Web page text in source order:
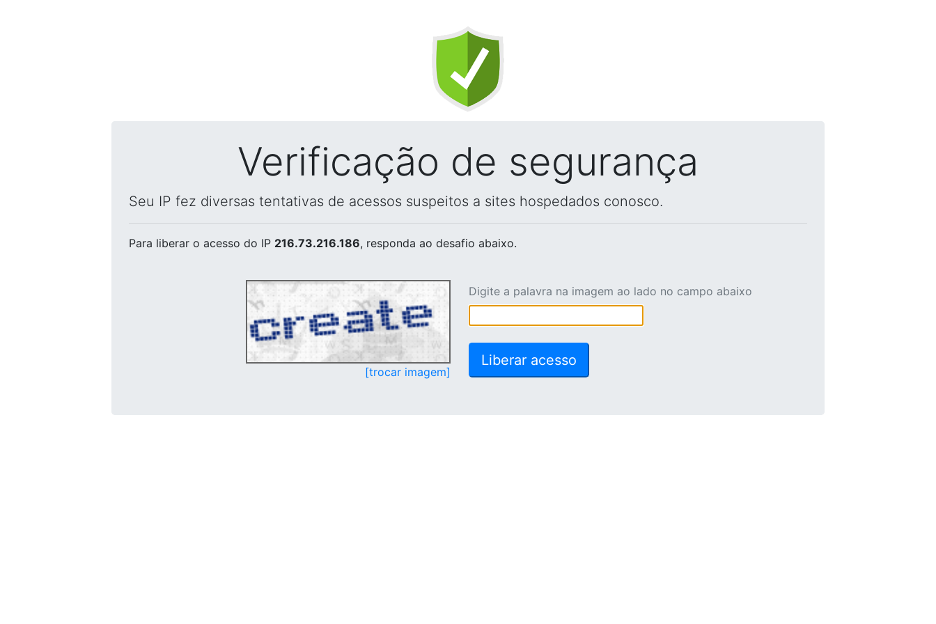
Verificação de segurança
Seu IP fez diversas tentativas de acessos suspeitos a sites hospedados conosco.
Para liberar o acesso do IP 216.73.216.186, responda ao desafio abaixo.
[trocar imagem]
Digite a palavra na imagem ao lado no campo abaixo